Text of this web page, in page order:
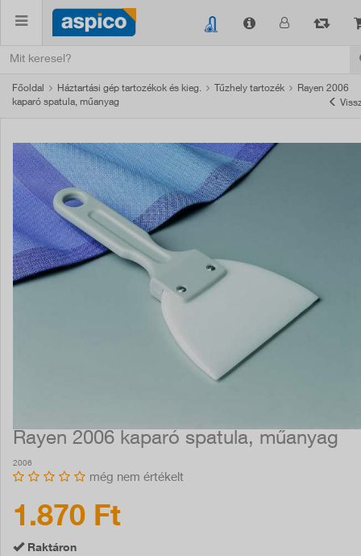
Főoldal Háztartási gép tartozékok és kieg. Tűzhely tartozék
Rayen 2006
kaparó spatula, műanyag
Rayen 2006 kaparó spatula, műanyag
2006
még nem értékelt
1.870 Ft
Raktáron